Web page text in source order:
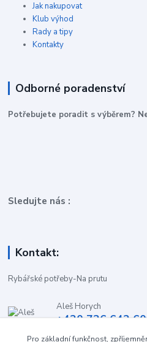
Jak nakupovat
Klub výhod
Rady a tipy
Kontakty
Odborné poradenství
Potřebujete poradit s výběrem?
Sledujte nás :
Kontakt:
Rybářské potřeby-Na prutu
Aleš Horych
+420 736 642
Pro základní funkčnost,